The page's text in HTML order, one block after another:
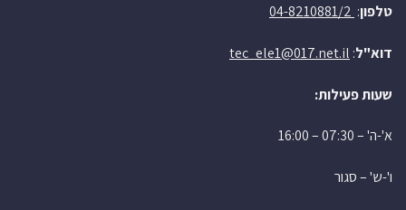
טלפון:
דוא"ל:
tec_ele1@017.net.il
שעות פעילות:
א'-ה' – 07:30 – 16:00
ו'-ש' – סגור